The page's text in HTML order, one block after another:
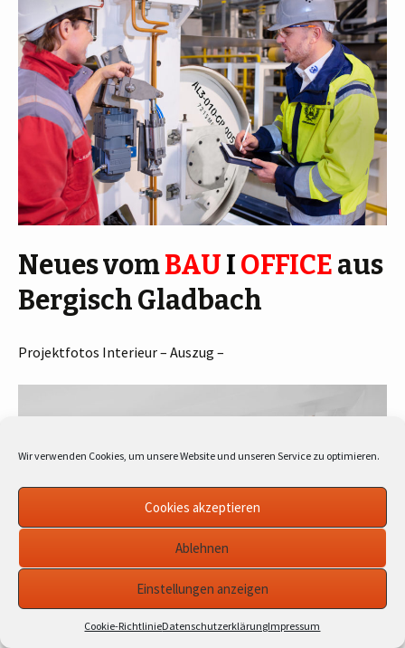
Wir verwenden Cookies, um unsere Website und unseren Service zu optimieren.
Cookies akzeptieren
Ablehnen
Einstellungen anzeigen
Cookie-RichtlinieDatenschutzerklärungImpressum
Neues vomBAUIOFFICEaus
Bergisch Gladbach
Projektfotos Interieur – Auszug –